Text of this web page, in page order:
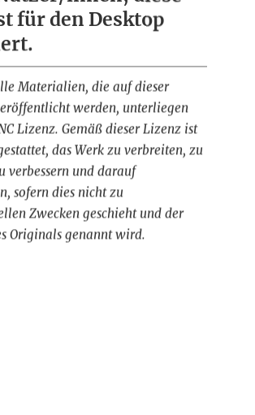
für den Desktop
Materialien, die auf dieser
werden, unterliegen
Lizenz. Gemäß dieser Lizenz ist
das Werk zu verbreiten, zu
verbessern und darauf
sofern dies nicht zu
Zwecken geschieht und der
Originals genannt wird.